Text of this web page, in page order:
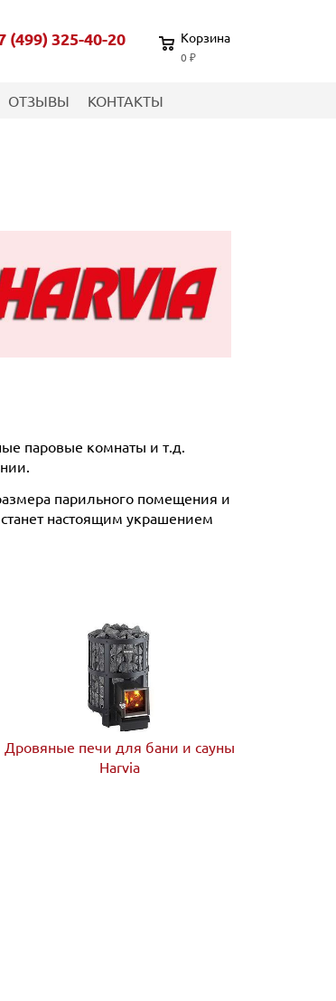
(499) 325-40-20 Корзина
0 ₽
ОТЗЫВЫ КОНТАКТЫ
паровые комнаты и т.д.
парильного помещения и
настоящим украшением
Дровяные печи для бани и сауны
Harvia